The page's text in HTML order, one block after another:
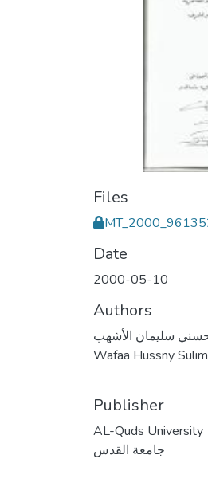
Files
Date
2000-05-10
Authors
سليمان الأشهب
Wafaa Hussny
Publisher
AL-Quds University
جامعة القدس